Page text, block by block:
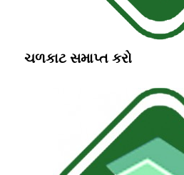
ચળકાટ સમાપ્ત કરો